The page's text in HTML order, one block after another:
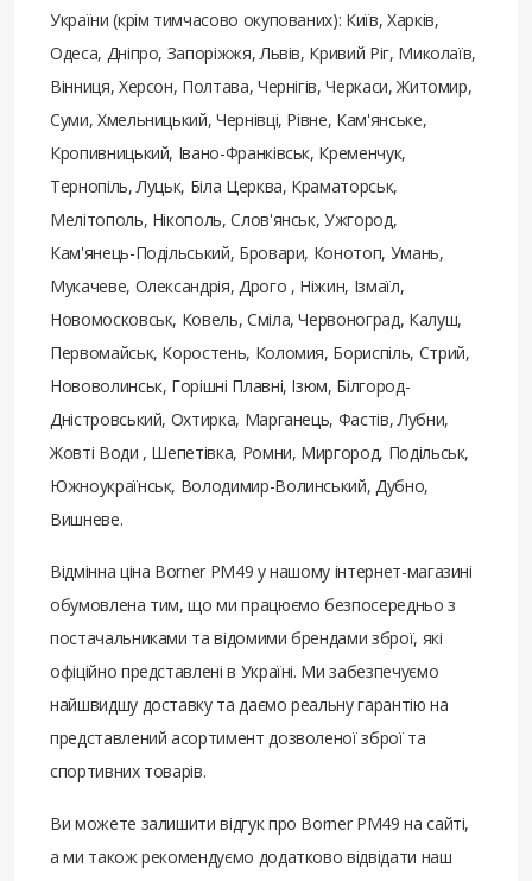
України (крім тимчасово окупованих): Київ, Харків,
Одеса, Дніпро, Запоріжжя, Львів, Кривий Ріг, Миколаїв,
Вінниця, Херсон, Полтава, Чернігів, Черкаси, Житомир,
Суми, Хмельницький, Чернівці, Рівне, Кам'янське,
Кропивницький, Івано-Франківськ, Кременчук,
Тернопіль, Луцьк, Біла Церква, Краматорськ,
Мелітополь, Нікополь, Слов'янськ, Ужгород,
Кам'янець-Подільський, Бровари, Конотоп, Умань,
Мукачеве, Олександрія, Дрого , Ніжин, Ізмаїл,
Новомосковськ, Ковель, Сміла, Червоноград, Калуш,
Первомайськ, Коростень, Коломия, Бориспіль, Стрий,
Нововолинськ, Горішні Плавні, Ізюм, Білгород-
Дністровський, Охтирка, Марганець, Фастів, Лубни,
Жовті Води , Шепетівка, Ромни, Миргород, Подільськ,
Южноукраїнськ, Володимир-Волинський, Дубно,
Вишневе.
Відмінна ціна Borner PM49 у нашому інтернет-магазині
обумовлена ​​тим, що ми працюємо безпосередньо з
постачальниками та відомими брендами зброї, які
офіційно представлені в Україні. Ми забезпечуємо
найшвидшу доставку та даємо реальну гарантію на
представлений асортимент дозволеної зброї та
спортивних товарів.
Ви можете залишити відгук про Borner PM49 на сайті,
а ми також рекомендуємо додатково відвідати наш